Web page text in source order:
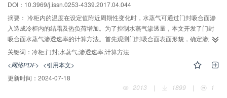
DOI：10.3969/j.issn.0253-4339.2017.04.044
摘要： 冷柜内的温度在设定值附近周期性变化时，水蒸气可通过门封吸合面渗
入造成冷柜内的结霜及热负荷增加。为了控制水蒸气渗透量，本文开发了门封
吸合面水蒸气渗透速率的计算方法。首先观测门封吸合面表面形貌，确定渗透
通道的尺度为微米级，远大于水分子平均自由程，然后判断出水蒸气通过门封
吸合面是黏性流动；根据黏性流动Darcy定律开发水蒸气渗透速率公式，同时基
于部分实验数据拟合渗透系数。将公式预测渗透速率与实验值进行对比。结果
表明：水蒸气渗透速率公式预测值与实验值的误差小于15%，公式可用于计算
关键词： 冷柜;门封;水蒸气;渗透速率;计算方法
<网络PDF> <引用本文>
更新时间： 2024-07-18
2013
| 1899 | 1